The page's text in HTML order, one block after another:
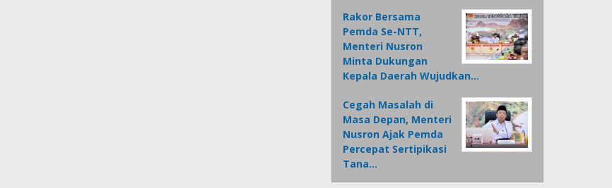
Rakor Bersama
Pemda Se-NTT,
Menteri Nusron
Minta Dukungan
Kepala Daerah Wujudkan…
Cegah Masalah di
Masa Depan, Menteri
Nusron Ajak Pemda
Percepat Sertipikasi
Tana…